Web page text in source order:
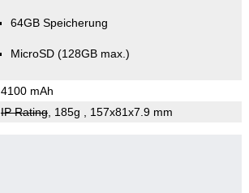
64GB Speicherung
MicroSD (128GB max.)
4100 mAh
IP Rating, 185g , 157x81x7.9 mm